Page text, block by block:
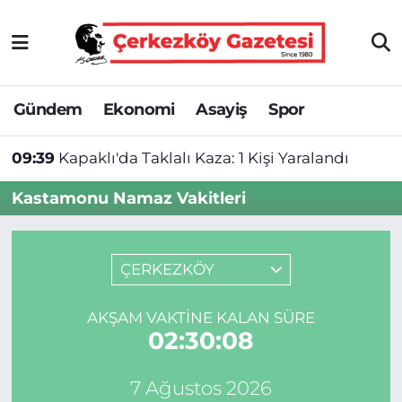
Gündem Ekonomi Asayiş Spor
09:39 Kapaklı'da Taklalı Kaza: 1 Kişi Yaralandı
Kastamonu Namaz Vakitleri
ÇERKEZKÖY
AKŞAM VAKTINE KALAN SÜRE
02:30:07
7 Ağustos 2026
Asayiş
Ekonomi
Gündem
Haber
Kültür&Sanat
Tekirdağ Nöbetçi Eczaneler
Tekirdağ Hava Durumu
Tekirdağ Namaz Vakitleri
Tekirdağ Trafik Yoğunluk Haritası
Süper Lig Puan Durumu ve Fikstür
Son Dakika Haberleri
Haber Arşivi